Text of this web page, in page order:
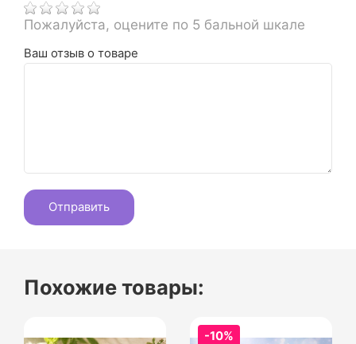
Пожалуйста, оцените по 5 бальной шкале
Ваш отзыв о товаре
Похожие товары:
-10%